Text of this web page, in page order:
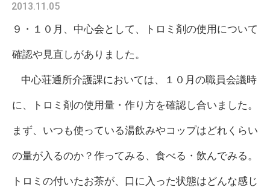
2013.11.05
９・１０月、中心会として、トロミ剤の使用について
確認や見直しがありました。
中心荘通所介護課においては、１０月の職員会議時
に、トロミ剤の使用量・作り方を確認し合いました。
まず、いつも使っている湯飲みやコップはどれくらい
の量が入るのか？作ってみる、食べる・飲んでみる。
トロミの付いたお茶が、口に入った状態はどんな感じ